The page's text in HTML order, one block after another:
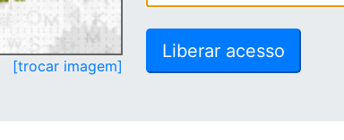
[trocar imagem]